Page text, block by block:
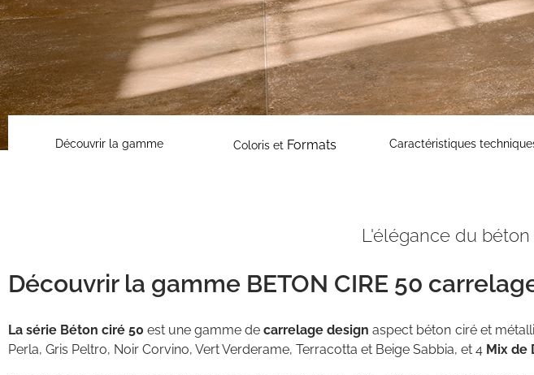
Découvrir la gamme Coloris et Formats Caractéristiques
L'élégance du
Découvrir la gamme BETON CIRE 50
La série Béton ciré 50est une gamme decarrelage designaspect béton ciré et
Perla, Gris Peltro, Noir Corvino, Vert Verderame, Terracotta et Beige Sabbia, et 4 Mix de